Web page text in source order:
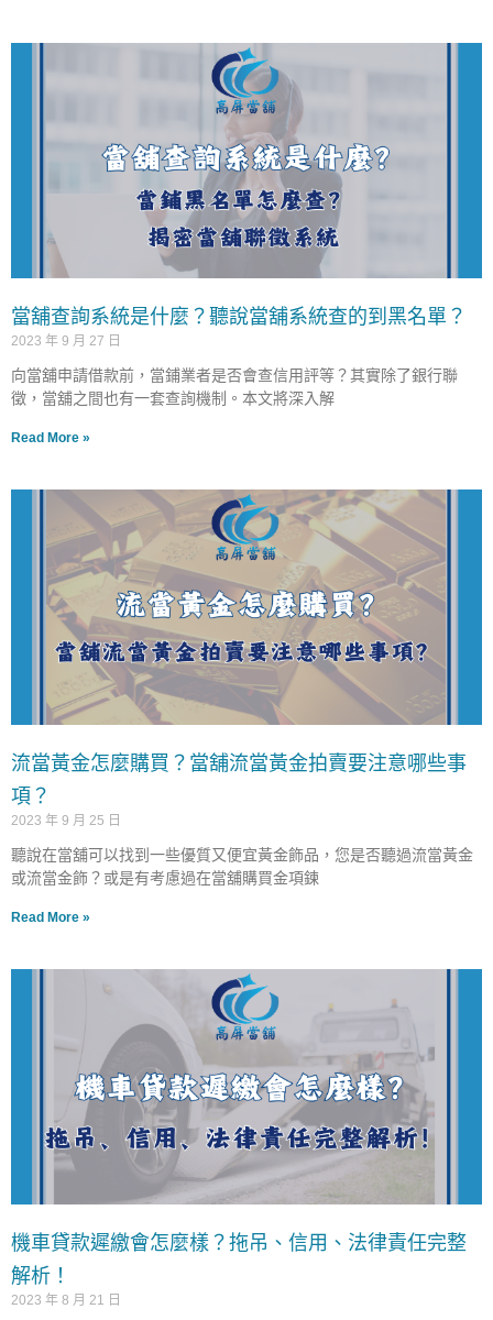
當舖查詢系統是什麼？聽說當舖系統查的到黑名單？
2023 年 9 月 27 日
向當舖申請借款前，當鋪業者是否會查信用評等？其實除了銀行聯
徵，當舖之間也有一套查詢機制。本文將深入解
Read More »
流當黃金怎麼購買？當舖流當黃金拍賣要注意哪些事
項？
2023 年 9 月 25 日
聽說在當舖可以找到一些優質又便宜黃金飾品，您是否聽過流當黃金
或流當金飾？或是有考慮過在當舖購買金項鍊
Read More »
機車貸款遲繳會怎麼樣？拖吊、信用、法律責任完整
解析！
2023 年 8 月 21 日